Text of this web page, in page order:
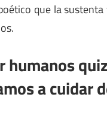
que la
humanos
a cuidar